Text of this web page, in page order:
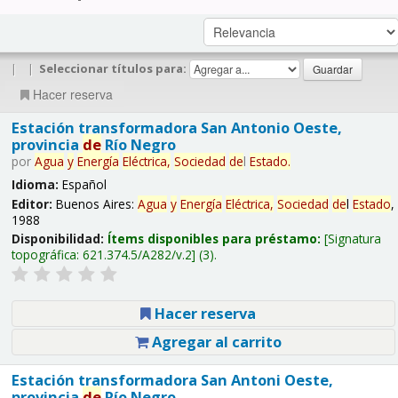
| | Seleccionar títulos para:
Hacer reserva
Estación transformadora San Antonio Oeste,
provincia deRío Negro
por Agua y Energía Eléctrica, Sociedad del Estado.
Idioma: Español
Editor: Buenos Aires: Agua y Energía Eléctrica, Sociedad del Estado,
1988
Disponibilidad: Ítems disponibles para préstamo: Signatura
topográfica: 621.374.5/A282/v.2 (3).
Hacer reserva
Agregar al carrito
Estación transformadora San Antoni Oeste,